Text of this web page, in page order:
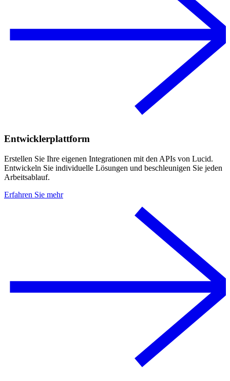
Entwicklerplattform
Erstellen Sie Ihre eigenen Integrationen mit den APIs von Lucid.
Entwickeln Sie individuelle Lösungen und beschleunigen Sie jeden
Arbeitsablauf.
Erfahren Sie mehr